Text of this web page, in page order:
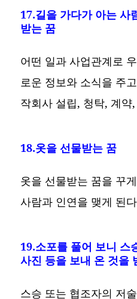
17.길을 가다가 아는 사
받는 꿈
어떤 일과 사업관계로
로운 정보와 소식을 주
작회사 설립, 청탁, 계
18.옷을 선물받는 꿈
옷을 선물받는 꿈을 꾸
사람과 인연을 맺게 된
19.소포를 풀어 보니 스
사진 등을 보내 온 것을
스승 또는 협조자의 저